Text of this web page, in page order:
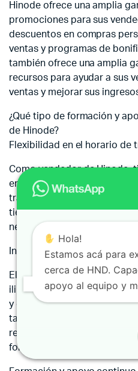
Hinode ofrece una amplia
promociones para sus
descuentos en compras
ventas y programas de
también ofrece una amplia
recursos para ayudar a sus
ventas y mejorar sus
¿Qué tipo de formación y
de Hinode?
Flexibilidad en el horario de
Como vendedor de Hinode,
en el horario que te resulte
trabajar tanto o poco como
tiempo de manera eficiente
necesidades y compromisos
Ingresos ilimitados
El potencial de ingresos
ilimitado. Tu compensación
y dedicación, por lo que
tanto como desees.
recompensas a sus
fomentar su crecimiento y
Hola!
Estamos acá para
cerca de HND.
apoyo al equipo y